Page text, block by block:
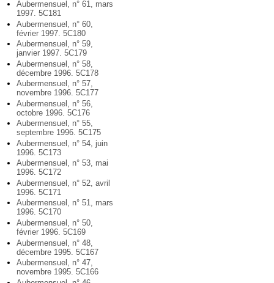
Aubermensuel, n° 61, mars
1997. 5C181
Aubermensuel, n° 60,
février 1997. 5C180
Aubermensuel, n° 59,
janvier 1997. 5C179
Aubermensuel, n° 58,
décembre 1996. 5C178
Aubermensuel, n° 57,
novembre 1996. 5C177
Aubermensuel, n° 56,
octobre 1996. 5C176
Aubermensuel, n° 55,
septembre 1996. 5C175
Aubermensuel, n° 54, juin
1996. 5C173
Aubermensuel, n° 53, mai
1996. 5C172
Aubermensuel, n° 52, avril
1996. 5C171
Aubermensuel, n° 51, mars
1996. 5C170
Aubermensuel, n° 50,
février 1996. 5C169
Aubermensuel, n° 48,
décembre 1995. 5C167
Aubermensuel, n° 47,
novembre 1995. 5C166